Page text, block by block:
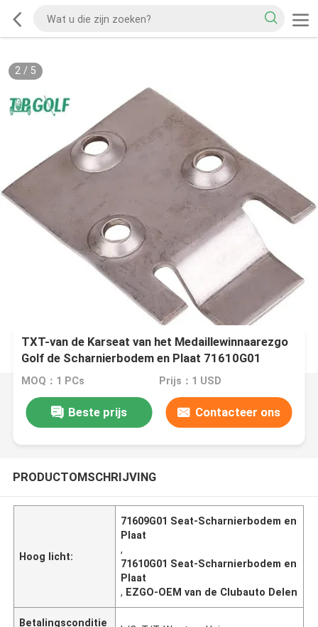
2/ 5
TXT-van de Karseat van het Medaillewinnaarezgo
Golf de Scharnierbodem en Plaat 71610G01
71609G01
MOQ：1 PCs Prijs：1 USD
Beste prijs Contacteer ons
PRODUCTOMSCHRIJVING
Hoog licht:
71609G01 Seat-Scharnierbodem en
Plaat
,
71610G01 Seat-Scharnierbodem en
Plaat
, EZGO-OEM van de Clubauto Delen
Betalingsconditie